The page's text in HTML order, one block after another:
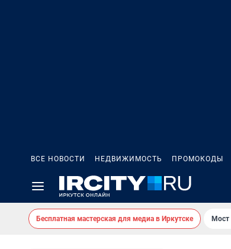
ВСЕ НОВОСТИ НЕДВИЖИМОСТЬ ПРОМОКОДЫ
Бесплатная мастерская для медиа в Иркутске